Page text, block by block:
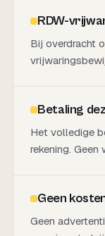
RDW-
Bij overdracht
Betaling
Het volledige
rekening. Geen
Geen
Geen